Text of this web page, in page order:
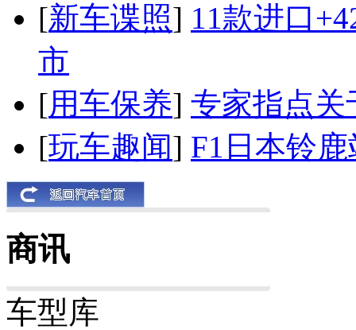
[新车谍照] 11款进口
市
[用车保养] 专家指点关
[玩车趣闻] F1日本铃
商讯
车型库